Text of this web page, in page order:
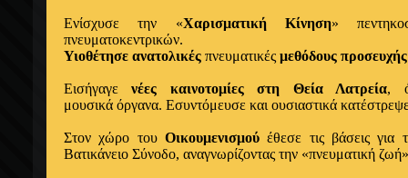
Ενίσχυσε την «Χαρισματική Κίνηση»
πνευματοκεντρικών.
Υιοθέτησε ανατολικές πνευματικές μεθόδους προσευχής
Εισήγαγενέες καινοτομίες στη Θεία Λατρεία,
μουσικά όργανα. Εσυντόμευσε και ουσιαστικά
Στον χώρο του Οικουμενισμού έθεσε τις βάσεις για
Βατικάνειο Σύνοδο, αναγνωρίζοντας την «πνευματική